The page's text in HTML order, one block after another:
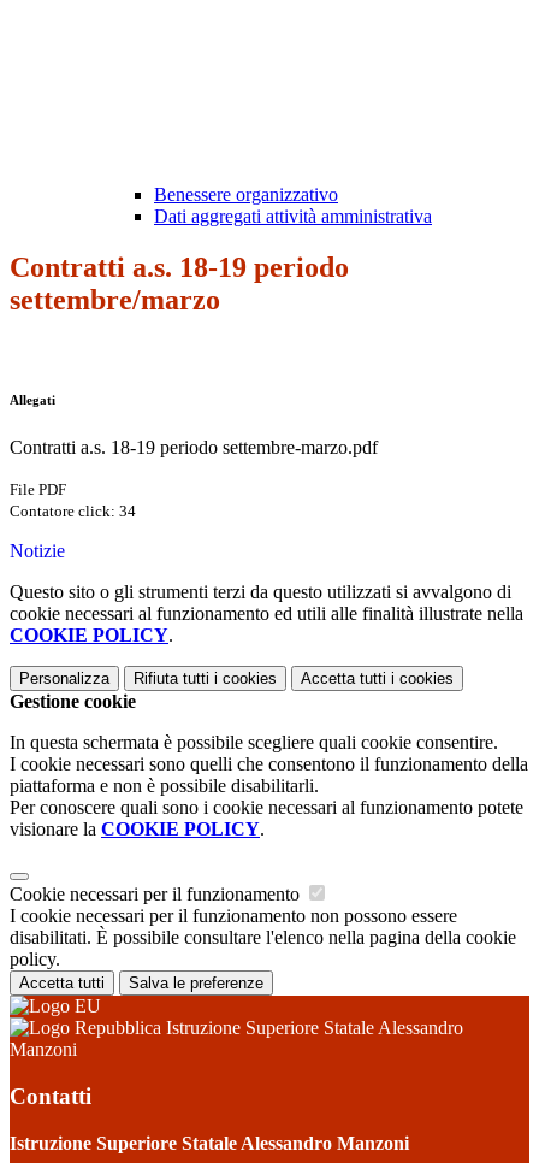
Benessere organizzativo
Dati aggregati attività amministrativa
Contratti a.s. 18-19 periodo
settembre/marzo
Allegati
Contratti a.s. 18-19 periodo settembre-marzo.pdf
File PDF
Contatore click: 34
Notizie
Questo sito o gli strumenti terzi da questo utilizzati si avvalgono di
cookie necessari al funzionamento ed utili alle finalità illustrate nella
COOKIE POLICY.
Personalizza Rifiuta tutti i cookies Accetta tutti i cookies
Gestione cookie
In questa schermata è possibile scegliere quali cookie consentire.
I cookie necessari sono quelli che consentono il funzionamento della
piattaforma e non è possibile disabilitarli.
Per conoscere quali sono i cookie necessari al funzionamento potete
visionare la COOKIE POLICY.
Cookie necessari per il funzionamento
I cookie necessari per il funzionamento non possono essere
disabilitati. È possibile consultare l'elenco nella pagina della cookie
policy.
Accetta tutti Salva le preferenze
Istruzione Superiore Statale Alessandro
Manzoni
Contatti
Istruzione Superiore Statale Alessandro Manzoni